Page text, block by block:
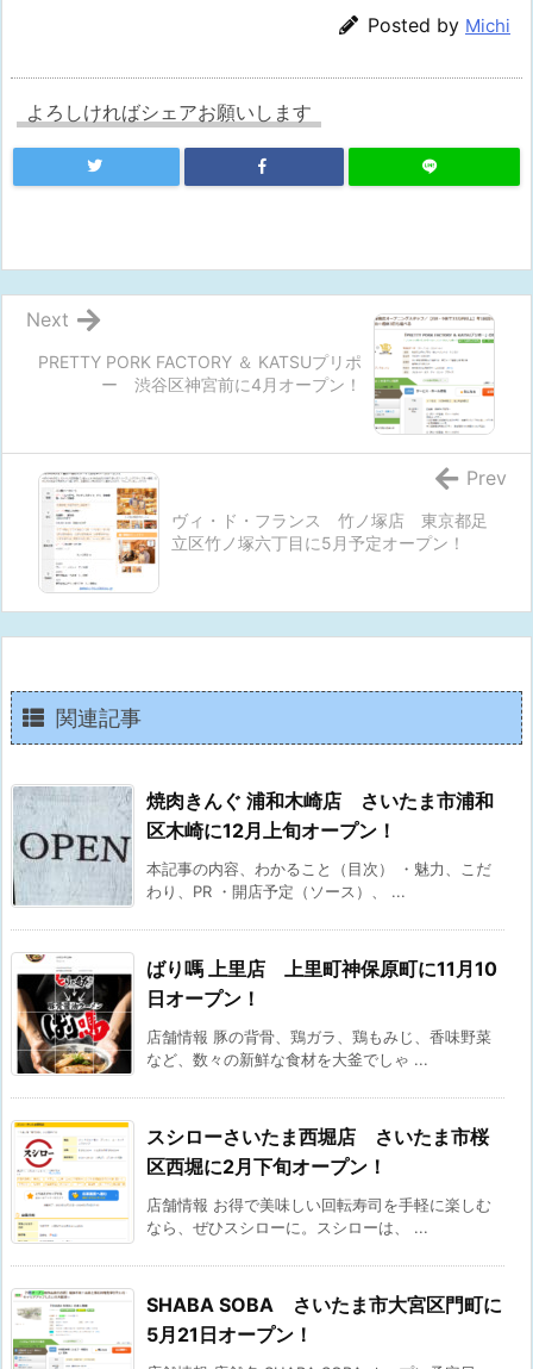
Posted by Michi
よろしければシェアお願いします
PRETTY PORK FACTORY ＆ KATSUプリポ
ー 渋谷区神宮前に4月オープン！
Next
ヴィ・ド・フランス 竹ノ塚店 東京都足
立区竹ノ塚六丁目に5月予定オープン！
Prev
関連記事
焼肉きんぐ 浦和木崎店 さいたま市浦和
区木崎に12月上旬オープン！
本記事の内容、わかること（目次） ・魅力、こだ
わり、PR ・開店予定（ソース）、 ...
ばり嗎 上里店 上里町神保原町に11月10
日オープン！
店舗情報 豚の背骨、鶏ガラ、鶏もみじ、香味野菜
など、数々の新鮮な食材を大釜でしゃ ...
スシローさいたま西堀店 さいたま市桜
区西堀に2月下旬オープン！
店舗情報 お得で美味しい回転寿司を手軽に楽しむ
なら、ぜひスシローに。スシローは、 ...
SHABA SOBA さいたま市大宮区門町に
5月21日オープン！